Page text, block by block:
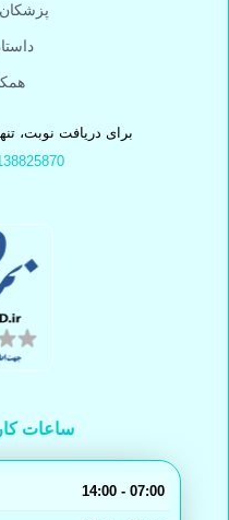
پزشکان
برای دریافت نوبت،
ساعات
14:00 - 07:00